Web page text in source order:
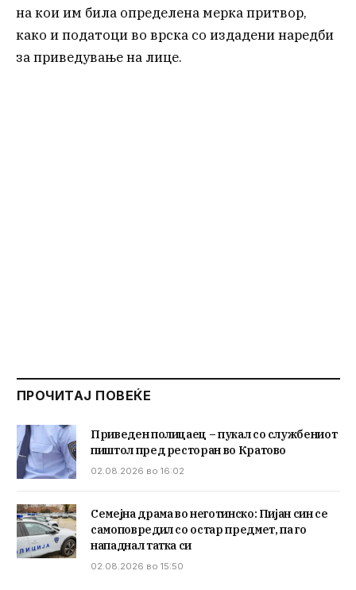
на кои им била определена мерка притвор,
како и податоци во врска со издадени наредби
за приведување на лице.
ПРОЧИТАЈ ПОВЕЌЕ
Приведен полицаец – пукал со службениот
пиштол пред ресторан во Кратово
02.08.2026 во 16:02
Семејна драма во неготинско: Пијан син се
самоповредил со остар предмет, па го
нападнал татка си
02.08.2026 во 15:50